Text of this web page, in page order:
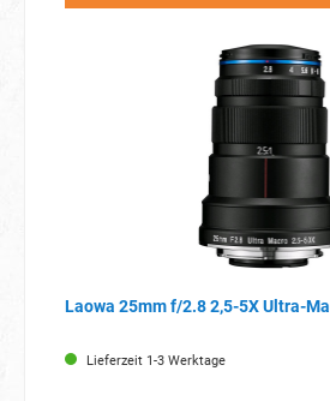
Laowa 25mm f/2.8 2,5-5X Ultra-
Lieferzeit 1-3 Werktage